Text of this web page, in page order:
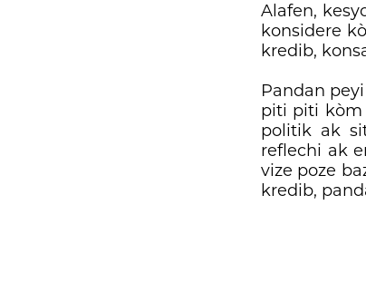
Alafen,
konsidere
kredib,
Pandan
piti piti kòm
politik ak
reflechi ak
vize poze
kredib,